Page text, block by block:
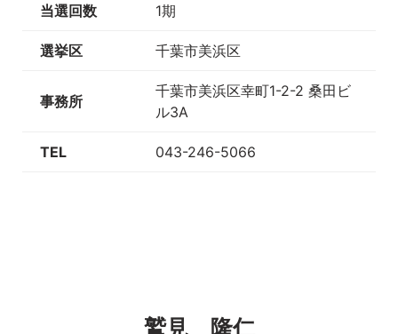
当選回数 1期
選挙区 千葉市美浜区
事務所
千葉市美浜区幸町1-2-2 桑田ビ
ル3A
TEL 043-246-5066
鷲見 隆仁